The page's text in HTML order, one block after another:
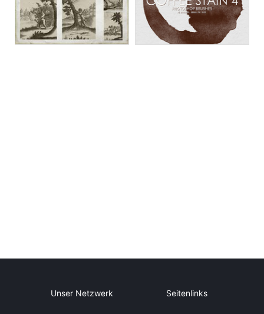
Unser Netzwerk Seitenlinks